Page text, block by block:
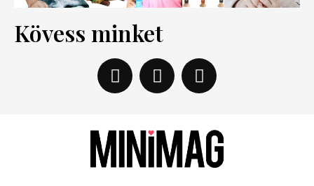
Kövess minket